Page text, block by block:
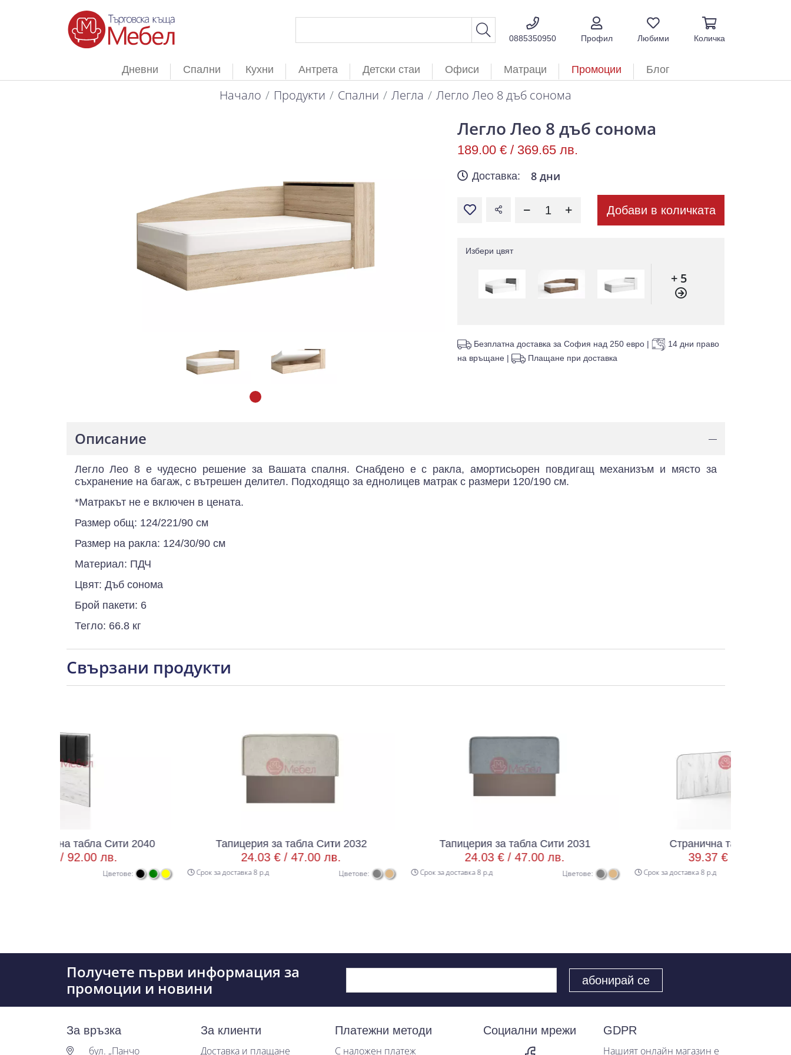
0885350950 Профил Любими Количка
Дневни Спални Кухни Антрета Детски стаи Офиси Матраци Промоции Блог
Начало Продукти Спални Легла Легло Лео 8 дъб сонома
Легло Лео 8 дъб сонома
189.00 € / 369.65 лв.
Доставка: 8 дни
Добави в количката
Избери цвят
+ 5
Безплатна доставка за София над 250 евро |
14 дни право
на връщане | Плащане при доставка
Описание —
Легло Лео 8 е чудесно решение за Вашата спалня. Снабдено е с ракла, амортисьорен повдигащ механизъм и място за
съхранение на багаж, с вътрешен делител. Подходящо за еднолицев матрак с размери 120/190 см.
*Матракът не е включен в цената.
Размер общ: 124/221/90 см
Размер на ракла: 124/30/90 см
Материал: ПДЧ
Цвят: Дъб сонома
Брой пакети: 6
Тегло: 66.8 кг
Свързани продукти
табла Сити 2040 Тапицерия за табла Сити 2032
47.00 лв.
Срок за доставка 8 р.д
Тапицерия за табла Сити 2031
47.00 лв.
Срок за доставка 8 р.д
Странична табла Сити 2037
77.00 лв.
Срок за доставка 8 р.д
Получете първи информация за
промоции и новини
За връзка
бул. „Панчо
За клиенти
Доставка и плащане
Платежни методи
С наложен платеж
Социални мрежи
GDPR
Нашият онлайн магазин е